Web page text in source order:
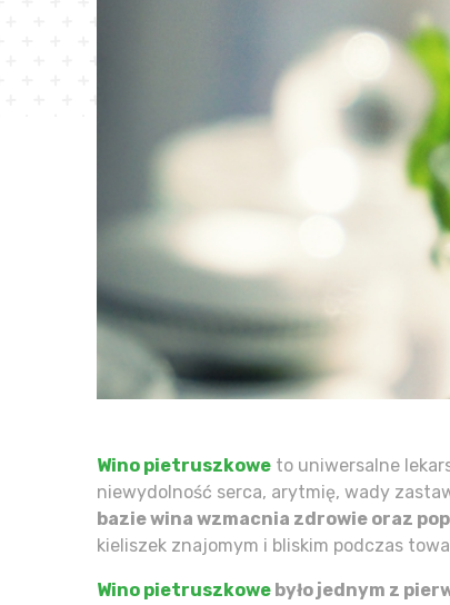
Wino pietruszkowe to uniwersalne
niewydolność serca, arytmię, wady
bazie wina wzmacnia zdrowie oraz
kieliszek znajomym i bliskim podczas
Wino pietruszkowe było jednym z